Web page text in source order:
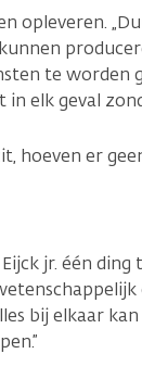
opleveren.
te worden
elk geval
hoeven er
jr. één
bij elkaar